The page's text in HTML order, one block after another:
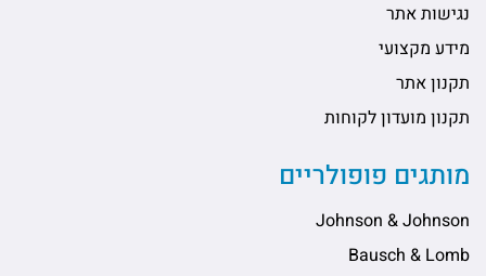
נגישות אתר
מידע מקצועי
תקנון אתר
תקנון מועדון לקוחות
מותגים פופולריים
Johnson & Johnson
Bausch & Lomb